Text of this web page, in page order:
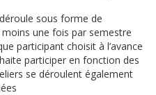
sous forme de
une fois par semestre
participant choisit à l’avance
participer en fonction des
se déroulent également